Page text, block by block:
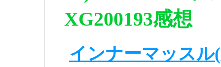
XG200193感想
インナーマッス